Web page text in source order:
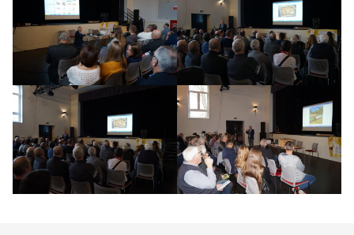
Skip back to main navigation